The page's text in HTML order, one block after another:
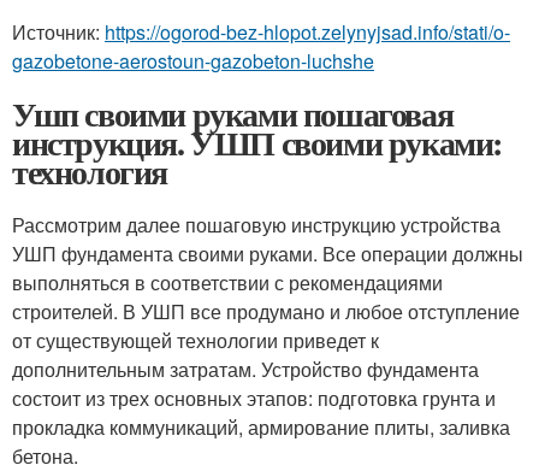
Источник: https://ogorod-bez-hlopot.zelynyjsad.info/stati/o-
gazobetone-aerostoun-gazobeton-luchshe
Ушп своими руками пошаговая
инструкция. УШП своими руками:
технология
Рассмотрим далее пошаговую инструкцию устройства
УШП фундамента своими руками. Все операции должны
выполняться в соответствии с рекомендациями
строителей. В УШП все продумано и любое отступление
от существующей технологии приведет к
дополнительным затратам. Устройство фундамента
состоит из трех основных этапов: подготовка грунта и
прокладка коммуникаций, армирование плиты, заливка
бетона.